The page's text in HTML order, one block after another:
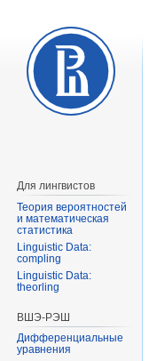
Для лингвистов
Теория вероятностей
и математическая
статистика
Linguistic Data:
compling
Linguistic Data:
theorling
ВШЭ-РЭШ
Дифференциальные
уравнения